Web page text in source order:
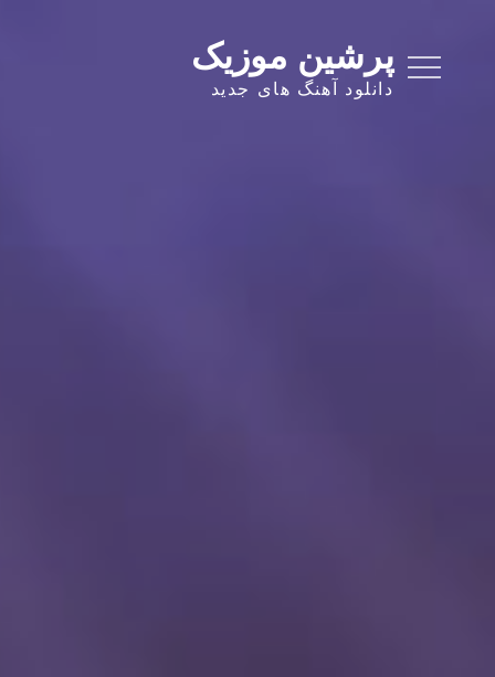
content
پرشین موزیک
دانلود آهنگ های جدید